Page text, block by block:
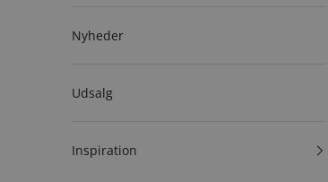
Nyheder
Udsalg
Inspiration